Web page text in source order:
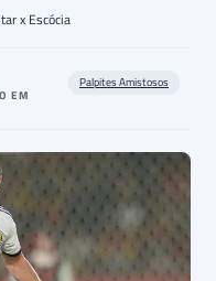
x Escócia
EM
Palpites Amistosos